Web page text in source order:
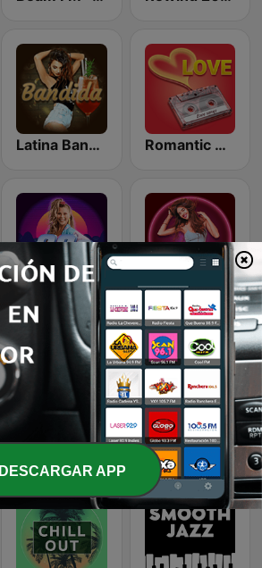
Latina Bandida! Romantic Vibes
Dance Machine
K-Pop Vibes LoFi Vibes
DESCARGAR APP